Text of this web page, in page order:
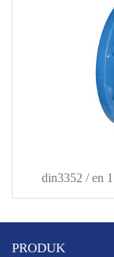
din3352 / en
PRODUK